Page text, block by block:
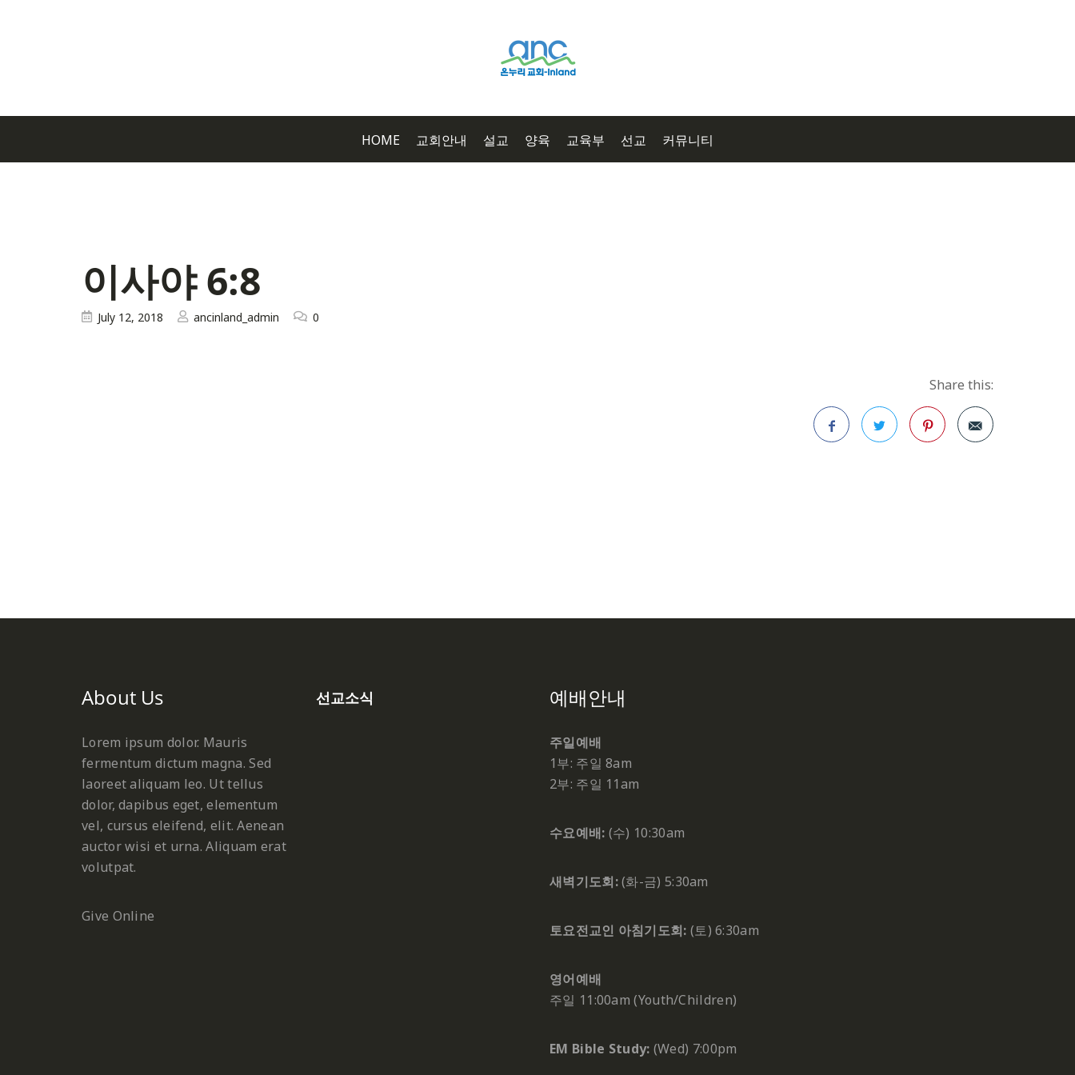
HOME 교회안내 설교 양육 교육부 선교 커뮤니티
이사야 6:8
July 12, 2018 ancinland_admin 0
Share this:
About Us
Lorem ipsum dolor. Mauris
fermentum dictum magna. Sed
laoreet aliquam leo. Ut tellus
dolor, dapibus eget, elementum
vel, cursus eleifend, elit. Aenean
auctor wisi et urna. Aliquam erat
volutpat.
Give Online
선교소식 예배안내
주일예배
1부: 주일 8am
2부: 주일 11am
수요예배: (수) 10:30am
새벽기도회:(화-금) 5:30am
토요전교인 아침기도회: (토) 6:30am
영어예배
주일 11:00am (Youth/Children)
EM Bible Study: (Wed) 7:00pm